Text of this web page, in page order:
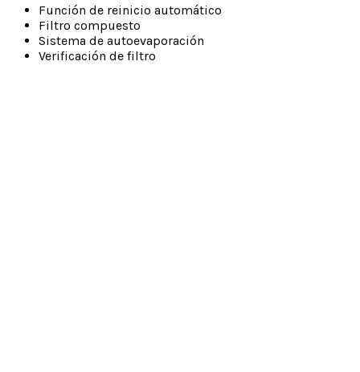
Función de reinicio automático
Filtro compuesto
Sistema de autoevaporación
Verificación de filtro